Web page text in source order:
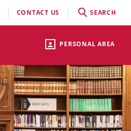
PERSONAL AREA
CONTACT US SEARCH